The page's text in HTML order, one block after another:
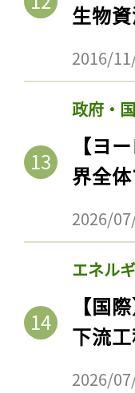
生物
2016/
政府・
【ヨ
界全
2026/
エネル
【国
下流
2026/